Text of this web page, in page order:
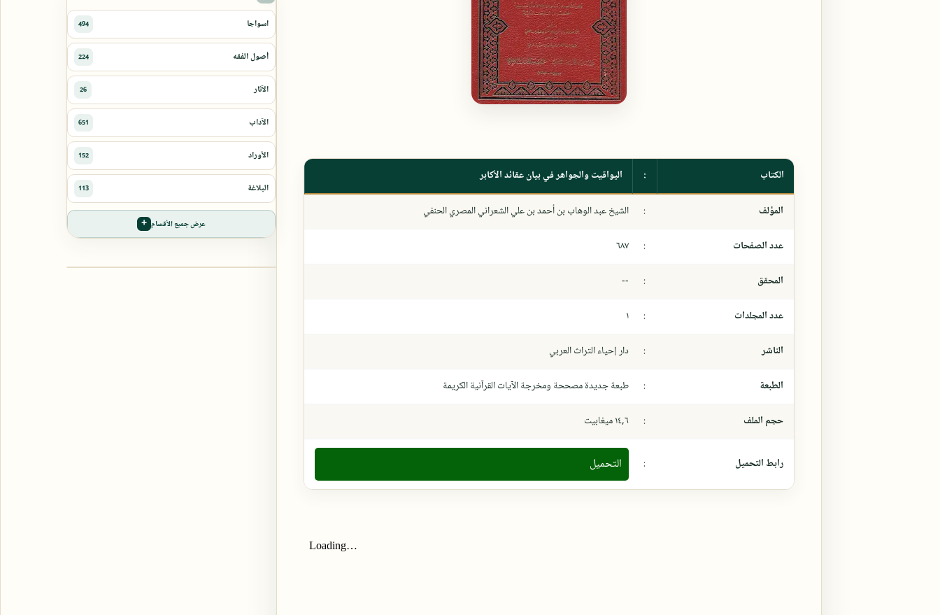
الكتاب : اليواقيت والجواهر في بيان عقائد الأكابر
المؤلف : الشيخ عبد الوهاب بن أحمد بن علي الشعراني المصري الحنفي
عدد الصفحات : ٦٨٧
المحقق :
--
عدد المجلدات : ١
الناشر : دار إحياء التراث العربي
الطبعة : طبعة جديدة مصححة ومخرجة الآيات القرآنية الكريمة
حجم الملف : ١٤,٦ ميغابيت
رابط التحميل : التحميل
عرض جميع الأقسام